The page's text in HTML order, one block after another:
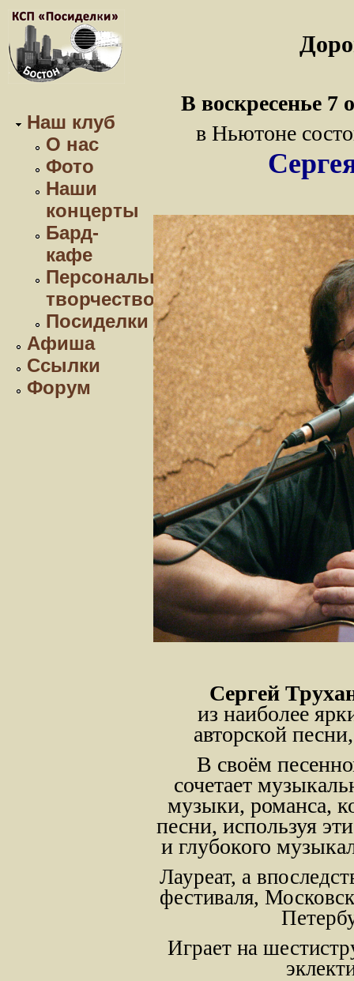
Наш клуб
О нас
Фото
Наши
концерты
Бард-
кафе
Персональное
творчество
Посиделки
Афиша
Ссылки
Форум
В воскресенье 7
в Ньютоне
Сергей
из наиболее
авторской
В своём
сочетает
музыки, романса,
песни, используя
и глубокого
Лауреат, а
фестиваля,
Играет на